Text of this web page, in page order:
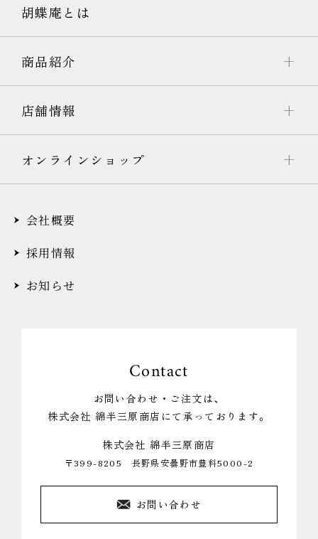
胡蝶庵とは
商品紹介
店舗情報
オンラインショップ
会社概要
採用情報
お知らせ
Contact
お問い合わせ・ご注文は、
株式会社 綿半三原商店にて承っております。
株式会社 綿半三原商店
〒399-8205 長野県安曇野市豊科5000-2
お問い合わせ